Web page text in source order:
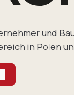
und
in Polen